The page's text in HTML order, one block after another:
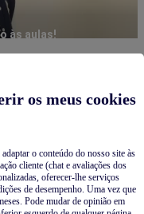
os meus cookies
o conteúdo do nosso site às
cliente (chat e avaliações dos
oferecer-lhe serviços
de desempenho. Uma vez que
Pode mudar de opinião em
às aulas!